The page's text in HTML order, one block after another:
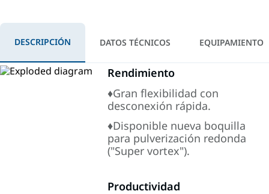
DESCRIPCIÓN DATOS TÉCNICOS EQUIPAMIENTO
Rendimiento
♦Gran flexibilidad con
desconexión rápida.
♦Disponible nueva boquilla
para pulverización redonda
("Super vortex").
Productividad